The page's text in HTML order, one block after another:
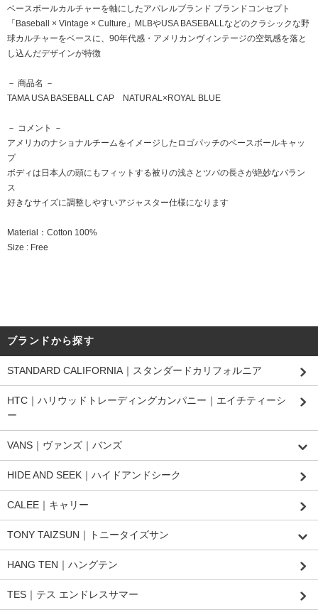
ベースボールカルチャーを軸にしたアパレルブランド ブランドコンセプト
「Baseball × Vintage × Culture」MLBやUSA BASEBALLなどのクラシックな野
球カルチャーをベースに、90年代感・アメリカンヴィンテージの空気感を落と
し込んだデザインが特徴
－ 商品名 －
TAMA USA BASEBALL CAP NATURAL×ROYAL BLUE
－ コメント －
アメリカのナショナルチームをイメージしたロゴパッチのベースボールキャッ
プ
ボディは日本人の頭にもフィットする被りの浅さとツバの長さが絶妙なバラン
ス
好きなサイズに調整しやすいアジャスター仕様になります
Material：Cotton 100%
Size : Free
ブランドから探す
STANDARD CALIFORNIA｜スタンダードカリフォルニア
HTC｜ハリウッドトレーディングカンパニー｜エイチティーシ
ー
VANS｜ヴァンズ｜バンズ
HIDE AND SEEK｜ハイドアンドシーク
CALEE｜キャリー
TONY TAIZSUN｜トニータイズサン
HANG TEN｜ハングテン
TES｜テス エンドレスサマー